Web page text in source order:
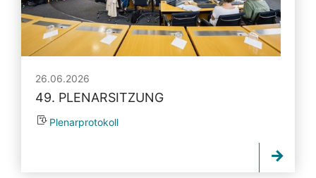
26.06.2026
49. PLENARSITZUNG
Plenarprotokoll